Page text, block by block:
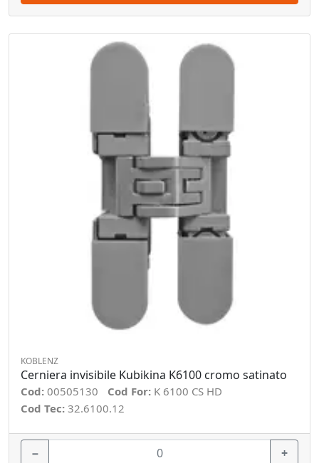
KOBLENZ
Cerniera invisibile Kubikina K6100 cromo satinato
Cod: 00505130 Cod For: K 6100 CS HD
Cod Tec: 32.6100.12
− +